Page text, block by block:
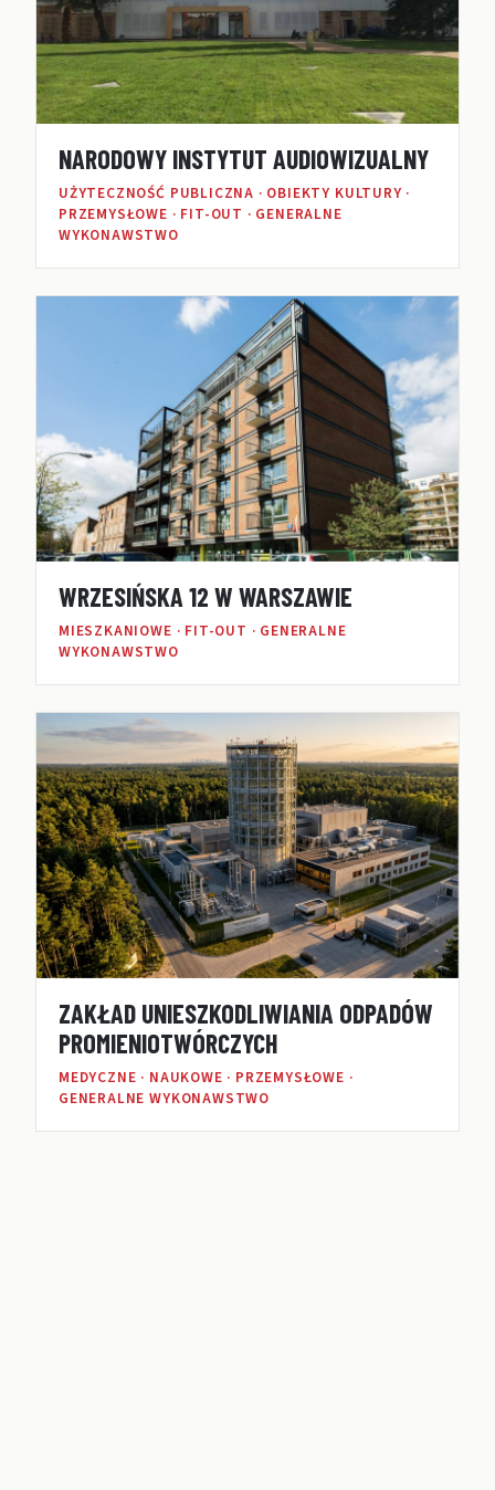
NARODOWY INSTYTUT AUDIOWIZUALNY
UŻYTECZNOŚĆ PUBLICZNA · OBIEKTY KULTURY ·
PRZEMYSŁOWE · FIT-OUT · GENERALNE
WYKONAWSTWO
WRZESIŃSKA 12 W WARSZAWIE
MIESZKANIOWE · FIT-OUT · GENERALNE
WYKONAWSTWO
ZAKŁAD UNIESZKODLIWIANIA ODPADÓW
PROMIENIOTWÓRCZYCH
MEDYCZNE · NAUKOWE · PRZEMYSŁOWE ·
GENERALNE WYKONAWSTWO